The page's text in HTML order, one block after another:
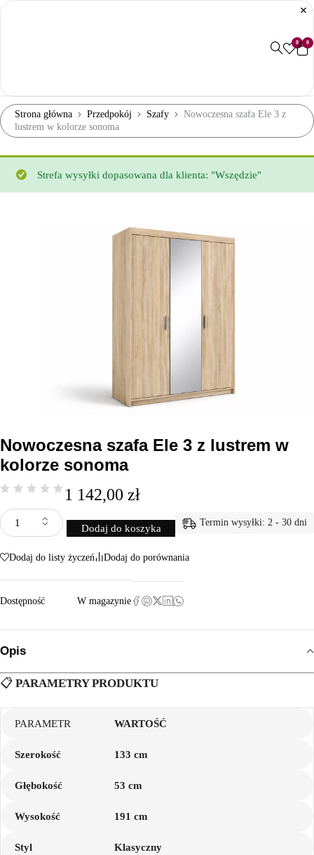
0 0
Strona główna Przedpokój Szafy
Nowoczesna szafa Ele 3 z
lustrem w kolorze sonoma
Strefa wysyłki dopasowana dla klienta: "Wszędzie"
Nowoczesna szafa Ele 3 z lustrem w
kolorze sonoma
1 142,00 zł
Dodaj do koszyka
Termin wysyłki: 2 - 30 dni
Dodaj do listy życzeń Dodaj do porównania
Dostępność W magazynie
Opis
📋 PARAMETRY PRODUKTU
PARAMETR WARTOŚĆ
Szerokość 133 cm
Głębokość 53 cm
Wysokość 191 cm
Styl Klasyczny